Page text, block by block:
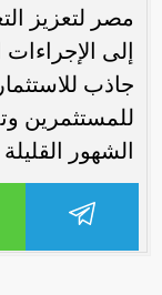
مصر لتعزيز
إلى الإجراءات
جاذب
للمستثمرين
الشهور